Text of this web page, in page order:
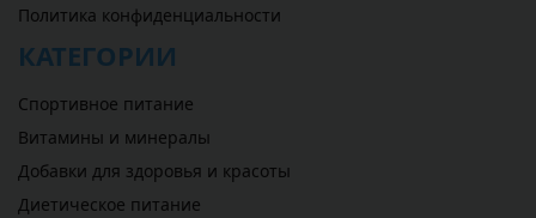
Политика конфиденциальности
КАТЕГОРИИ
Спортивное питание
Витамины и минералы
Добавки для здоровья и красоты
Диетическое питание